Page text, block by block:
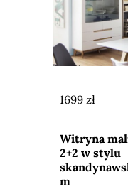
1699 zł
sklepu
Witryna
2+2 w stylu
m